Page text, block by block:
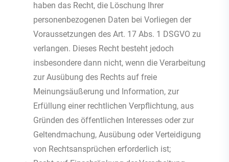
haben das Recht, die Löschung Ihrer
personenbezogenen Daten bei Vorliegen der
Voraussetzungen des Art. 17 Abs. 1 DSGVO zu
verlangen. Dieses Recht besteht jedoch
insbesondere dann nicht, wenn die Verarbeitung
zur Ausübung des Rechts auf freie
Meinungsäußerung und Information, zur
Erfüllung einer rechtlichen Verpflichtung, aus
Gründen des öffentlichen Interesses oder zur
Geltendmachung, Ausübung oder Verteidigung
von Rechtsansprüchen erforderlich ist;